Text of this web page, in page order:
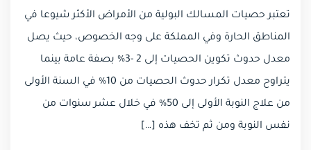
تعتبر حصيات المسالك البولية من الأمراض الأكثر شيوعا في
المناطق الحارة وفي المملكة على وجه الخصوص، حيث يصل
معدل حدوث تكوين الحصيات إلى 2 -3% بصفة عامة بينما
يتراوح معدل تكرار حدوث الحصيات من 10% في السنة الأولى
من علاج النوبة الأولى إلى 50% في خلال عشر سنوات من
نفس النوبة ومن ثم تخف هذه […]